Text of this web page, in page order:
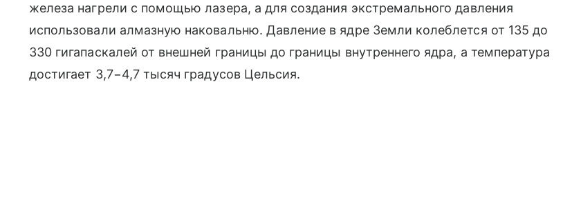
железа нагрели с помощью лазера, а для создания экстремального давления
использовали алмазную наковальню. Давление в ядре Земли колеблется от 135 до
330 гигапаскалей от внешней границы до границы внутреннего ядра, а температура
достигает 3,7−4,7 тысяч градусов Цельсия.